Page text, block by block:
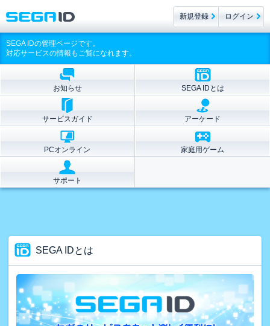
SEGA IDの管理ページです。
対応サービスの情報もご覧になれます。
お知らせ SEGA IDとは
サービスガイド アーケード
PCオンライン 家庭用ゲーム
サポート
SEGA IDとは
新規登録 ログイン